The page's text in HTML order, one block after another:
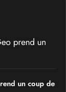
un coup de